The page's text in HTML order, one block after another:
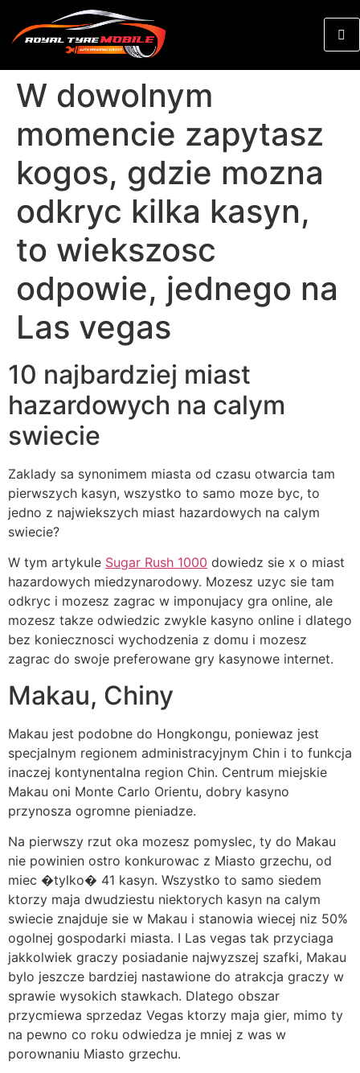
W dowolnym
momencie zapytasz
kogos, gdzie mozna
odkryc kilka kasyn,
to wiekszosc
odpowie, jednego na
Las vegas
10 najbardziej miast
hazardowych na calym
swiecie
Zaklady sa synonimem miasta od czasu otwarcia tam
pierwszych kasyn, wszystko to samo moze byc, to
jedno z najwiekszych miast hazardowych na calym
swiecie?
W tym artykule Sugar Rush 1000 dowiedz sie x o miast
hazardowych miedzynarodowy. Mozesz uzyc sie tam
odkryc i mozesz zagrac w imponujacy gra online, ale
mozesz takze odwiedzic zwykle kasyno online i dlatego
bez koniecznosci wychodzenia z domu i mozesz
zagrac do swoje preferowane gry kasynowe internet.
Makau, Chiny
Makau jest podobne do Hongkongu, poniewaz jest
specjalnym regionem administracyjnym Chin i to funkcja
inaczej kontynentalna region Chin. Centrum miejskie
Makau oni Monte Carlo Orientu, dobry kasyno
przynosza ogromne pieniadze.
Na pierwszy rzut oka mozesz pomyslec, ty do Makau
nie powinien ostro konkurowac z Miasto grzechu, od
miec �tylko� 41 kasyn. Wszystko to samo siedem
ktorzy maja dwudziestu niektorych kasyn na calym
swiecie znajduje sie w Makau i stanowia wiecej niz 50%
ogolnej gospodarki miasta. I Las vegas tak przyciaga
jakkolwiek graczy posiadanie najwyzszej szafki, Makau
bylo jeszcze bardziej nastawione do atrakcja graczy w
sprawie wysokich stawkach. Dlatego obszar
przycmiewa sprzedaz Vegas ktorzy maja gier, mimo ty
na pewno co roku odwiedza je mniej z was w
porownaniu Miasto grzechu.